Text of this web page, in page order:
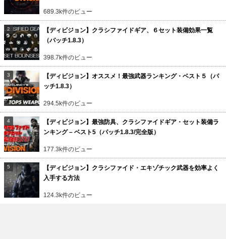
689.3k件のビュー
【ディビジョン】クラシファイドギア、６セット装備効果一覧
（パッチ1.8.3）
398.7k件のビュー
【ディビジョン】オススメ！最強武器ランキング・ベスト５（パ
ッチ1.8.3）
294.5k件のビュー
【ディビジョン】最強防具、クラシファイドギア・セット装備ラ
ンキング – ベスト5（パッチ1.8.3/完全版）
177.3k件のビュー
【ディビジョン】クラシファイド・エキゾチック武器を効率よく
入手する方法
124.3k件のビュー